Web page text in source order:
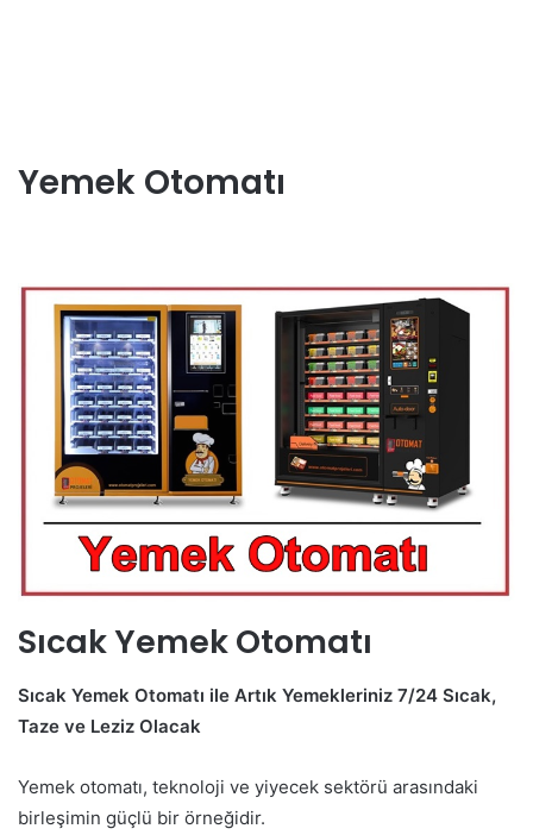
Yemek Otomatı
Sıcak Yemek Otomatı
Sıcak Yemek Otomatı ile Artık Yemekleriniz 7/24 Sıcak,
Taze ve Leziz Olacak
Yemek otomatı, teknoloji ve yiyecek sektörü arasındaki
birleşimin güçlü bir örneğidir.